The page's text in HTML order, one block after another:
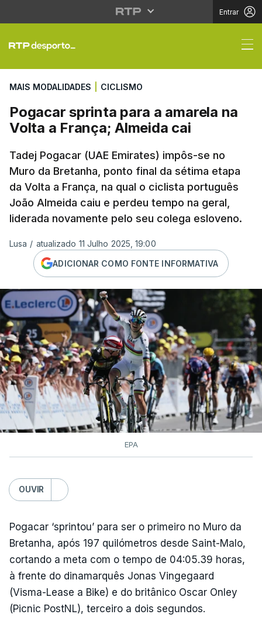
Entrar
Pogacar sprinta para
MAIS MODALIDADES CICLISMO
Pogacar sprinta para a amarela na
Volta a França; Almeida cai
Tadej Pogacar (UAE Emirates) impôs-se no
Muro da Bretanha, ponto final da sétima etapa
da Volta a França, na qual o ciclista português
João Almeida caiu e perdeu tempo na geral,
liderada novamente pelo seu colega esloveno.
Lusa / atualizado 11 Julho 2025, 19:00
ADICIONAR COMO FONTE INFORMATIVA
EPA
OUVIR
Pogacar ‘sprintou’ para ser o primeiro no Muro da
Bretanha, após 197 quilómetros desde Saint-Malo,
cortando a meta com o tempo de 04:05.39 horas,
à frente do dinamarquês Jonas Vingegaard
(Visma-Lease a Bike) e do britânico Oscar Onley
(Picnic PostNL), terceiro a dois segundos.